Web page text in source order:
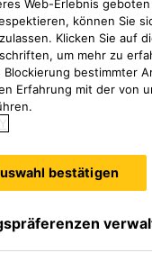
Web-Erlebnis
können Sie
Klicken Sie auf
um mehr zu
Blockierung bestimmter
Erfahrung mit der von
bestätigen